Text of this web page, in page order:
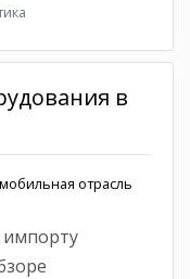
в
отрасль
импорту